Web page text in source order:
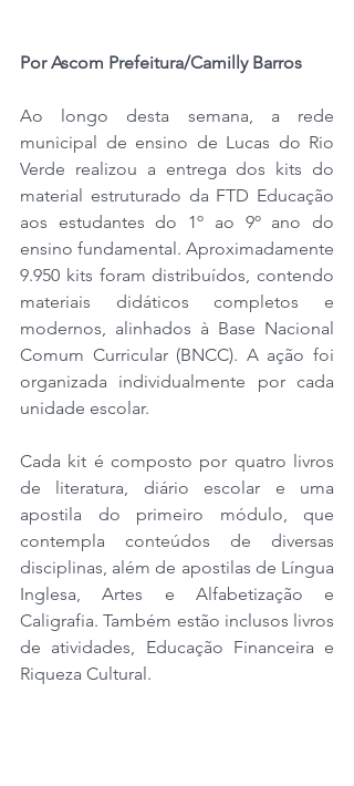
Por Ascom Prefeitura/Camilly Barros
Ao longo desta semana, a rede
municipal de ensino de Lucas do Rio
Verde realizou a entrega dos kits do
material estruturado da FTD Educação
aos estudantes do 1º ao 9º ano do
ensino fundamental. Aproximadamente
9.950 kits foram distribuídos, contendo
materiais didáticos completos e
modernos, alinhados à Base Nacional
Comum Curricular (BNCC). A ação foi
organizada individualmente por cada
unidade escolar.
Cada kit é composto por quatro livros
de literatura, diário escolar e uma
apostila do primeiro módulo, que
contempla conteúdos de diversas
disciplinas, além de apostilas de Língua
Inglesa, Artes e Alfabetização e
Caligrafia. Também estão inclusos livros
de atividades, Educação Financeira e
Riqueza Cultural.